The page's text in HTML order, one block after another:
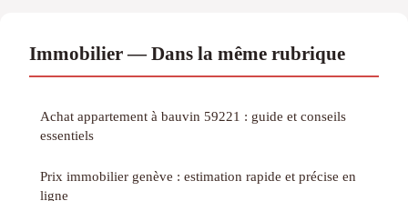
Immobilier — Dans la même rubrique
Achat appartement à bauvin 59221 : guide et conseils
essentiels
Prix immobilier genève : estimation rapide et précise en
ligne